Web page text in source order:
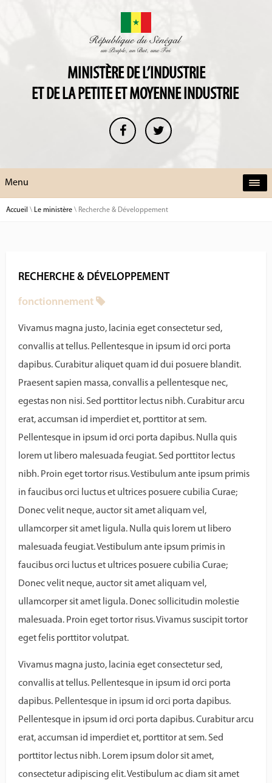
MINISTÈRE DE L’INDUSTRIE
ET DE LA PETITE ET MOYENNE INDUSTRIE
Menu
Accueil \ Le ministère \ Recherche & Développement
RECHERCHE & DÉVELOPPEMENT
fonctionnement
Vivamus magna justo, lacinia eget consectetur sed,
convallis at tellus. Pellentesque in ipsum id orci porta
dapibus. Curabitur aliquet quam id dui posuere blandit.
Praesent sapien massa, convallis a pellentesque nec,
egestas non nisi. Sed porttitor lectus nibh. Curabitur arcu
erat, accumsan id imperdiet et, porttitor at sem.
Pellentesque in ipsum id orci porta dapibus. Nulla quis
lorem ut libero malesuada feugiat. Sed porttitor lectus
nibh. Proin eget tortor risus. Vestibulum ante ipsum primis
in faucibus orci luctus et ultrices posuere cubilia Curae;
Donec velit neque, auctor sit amet aliquam vel,
ullamcorper sit amet ligula. Nulla quis lorem ut libero
malesuada feugiat. Vestibulum ante ipsum primis in
faucibus orci luctus et ultrices posuere cubilia Curae;
Donec velit neque, auctor sit amet aliquam vel,
ullamcorper sit amet ligula. Donec sollicitudin molestie
malesuada. Proin eget tortor risus. Vivamus suscipit tortor
eget felis porttitor volutpat.
Vivamus magna justo, lacinia eget consectetur sed,
convallis at tellus. Pellentesque in ipsum id orci porta
dapibus. Pellentesque in ipsum id orci porta dapibus.
Pellentesque in ipsum id orci porta dapibus. Curabitur arcu
erat, accumsan id imperdiet et, porttitor at sem. Sed
porttitor lectus nibh. Lorem ipsum dolor sit amet,
consectetur adipiscing elit. Vestibulum ac diam sit amet